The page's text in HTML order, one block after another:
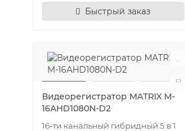
Быстрый заказ
Видеорегистратор MATRIX M-
16AHD1080N-D2
16-ти канальный гибридный 5 в 1